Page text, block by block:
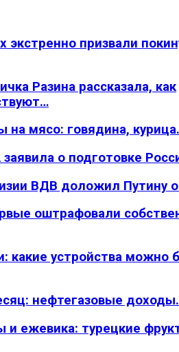
призвали
Разина рассказала, как
на мясо: говядина,
о подготовке
ВДВ доложил Путину
оштрафовали
какие устройства можно
нефтегазовые
и ежевика: турецкие